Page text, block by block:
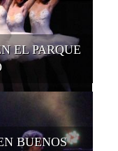
EL PARQUE
BUENOS